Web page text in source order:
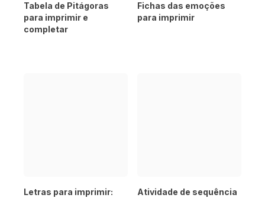
Tabela de Pitágoras
para imprimir e
completar
Fichas das emoções
para imprimir
Letras para imprimir:
Atividade de sequência